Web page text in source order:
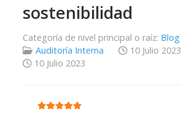
sostenibilidad
Categoría de nivel principal o raíz: Blog
Auditoría Interna
10 Julio 2023
10 Julio 2023